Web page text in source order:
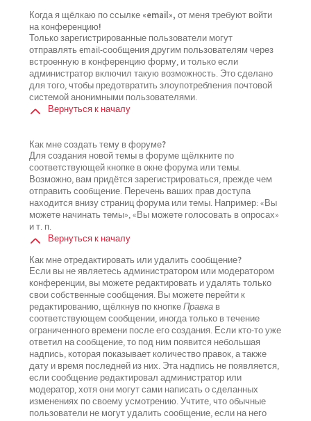
Когда я щёлкаю по ссылке «email», от меня требуют войти
на конференцию!
Только зарегистрированные пользователи могут
отправлять email-сообщения другим пользователям через
встроенную в конференцию форму, и только если
администратор включил такую возможность. Это сделано
для того, чтобы предотвратить злоупотребления почтовой
системой анонимными пользователями.
Вернуться к началу
Как мне создать тему в форуме?
Для создания новой темы в форуме щёлкните по
соответствующей кнопке в окне форума или темы.
Возможно, вам придётся зарегистрироваться, прежде чем
отправить сообщение. Перечень ваших прав доступа
находится внизу страниц форума или темы. Например: «Вы
можете начинать темы», «Вы можете голосовать в опросах»
и т. п.
Вернуться к началу
Как мне отредактировать или удалить сообщение?
Если вы не являетесь администратором или модератором
конференции, вы можете редактировать и удалять только
свои собственные сообщения. Вы можете перейти к
редактированию, щёлкнув по кнопкеПравкав
соответствующем сообщении, иногда только в течение
ограниченного времени после его создания. Если кто-то уже
ответил на сообщение, то под ним появится небольшая
надпись, которая показывает количество правок, а также
дату и время последней из них. Эта надпись не появляется,
если сообщение редактировал администратор или
модератор, хотя они могут сами написать о сделанных
изменениях по своему усмотрению. Учтите, что обычные
пользователи не могут удалить сообщение, если на него